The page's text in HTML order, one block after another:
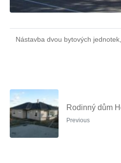
Nástavba dvou bytových
Rodinný dům
Previous